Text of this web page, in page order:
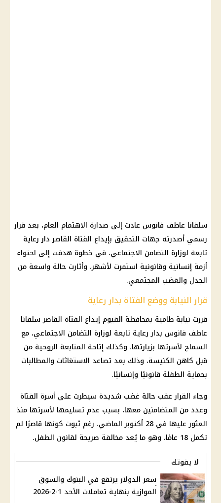
سلفانا عاطف فانوس عادت إلى صدارة الاهتمام العام، بعد قرار
رسمي أصدرته جهات التحقيق بإيداع الفتاة القاصر دار رعاية
تابعة لوزارة التضامن الاجتماعي، في خطوة هدفت إلى احتواء
أزمة إنسانية وقانونية استمرت لأشهر، وأثارت حالة واسعة من
الجدل والغضب المجتمعي.
قرار النيابة ووضع الفتاة بدار رعاية
قررت نيابة طامية بمحافظة الفيوم إيداع الفتاة القاصر سلفانا
عاطف فانوس بدار رعاية تابعة لوزارة التضامن الاجتماعي، مع
السماح لأسرتها بزيارتها، وكذلك إتاحة المتابعة الروحية من
قبل كاهن الكنيسة، وذلك بعد تصاعد الاستغاثات والمطالبات
بحماية الطفلة قانونيًا وإنسانيًا.
وجاء القرار عقب حالة غضب شديدة سيطرت على أسرة الفتاة
وعدد من المتضامنين معها، بسبب عدم تسليمها لأسرتها منذ
العثور عليها في 28 أكتوبر الماضي، رغم ثبوت كونها قاصرًا لم
تكمل 18 عامًا، وهو ما يُعد مخالفة صريحة لقانون الطفل.
لا يفوتك
سعر الدولار يرتفع في البنوك والسوق
الموازية بنهاية تعاملات الأحد 1-2-2026